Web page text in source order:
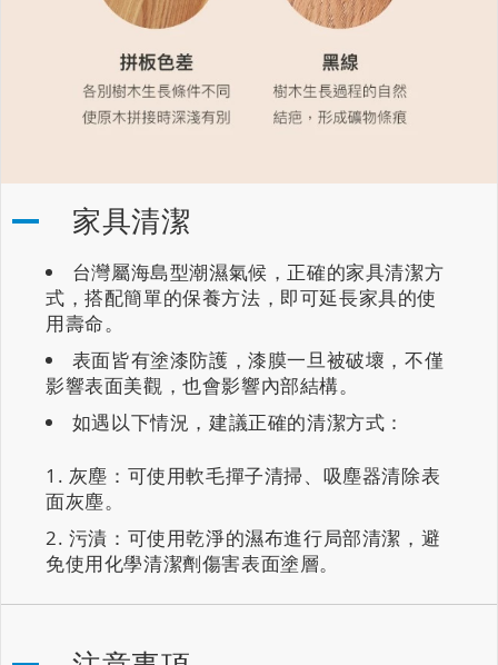
家具清潔
台灣屬海島型潮濕氣候，正確的家具清潔方
式，搭配簡單的保養方法，即可延長家具的使
用壽命。
表面皆有塗漆防護，漆膜一旦被破壞，不僅
影響表面美觀，也會影響內部結構。
如遇以下情況，建議正確的清潔方式：
灰塵：可使用軟毛撣子清掃、吸塵器清除表
面灰塵。
污漬：可使用乾淨的濕布進行局部清潔，避
免使用化學清潔劑傷害表面塗層。